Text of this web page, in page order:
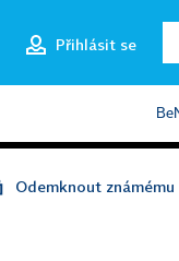
Přihlásit se
Odemknout známému